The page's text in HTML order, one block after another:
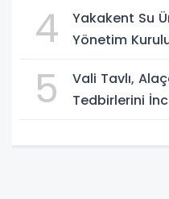
4
Yakakent Su
Yönetim
5
Vali Tavlı,
Tedbirlerini